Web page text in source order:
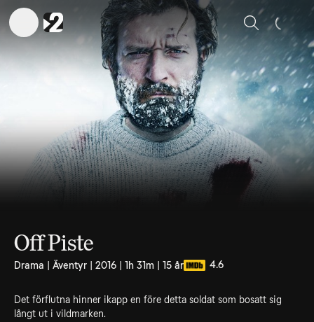
Sök
Off Piste
Drama | Äventyr | 2016 | 1h 31m | 15 år 4.6
Det förflutna hinner ikapp en före detta soldat som bosatt sig
långt ut i vildmarken.